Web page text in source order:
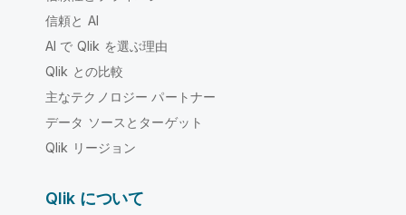
信頼と AI
AI で Qlik を選ぶ理由
Qlik との比較
主なテクノロジー パートナー
データ ソースとターゲット
Qlik リージョン
Qlik について